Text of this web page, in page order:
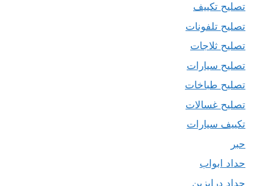
تصليح تكييف
تصليح تلفونات
تصليح ثلاجات
تصليح سيارات
تصليح طباخات
تصليح غسالات
تكييف سيارات
حبر
حداد ابواب
حداد درابزين